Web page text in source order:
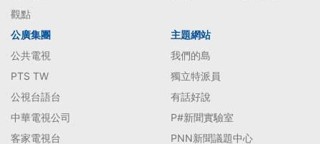
觀點
公廣集團
公共電視
PTS TW
公視台語台
中華電視公司
客家電視台
主題網站
我們的島
獨立特派員
有話好說
P#新聞實驗室
PNN新聞議題中心